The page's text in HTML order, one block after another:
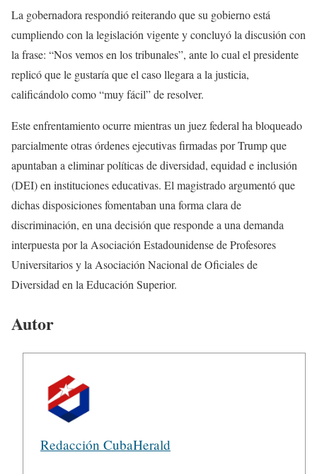
La gobernadora respondió reiterando que su gobierno está
cumpliendo con la legislación vigente y concluyó la discusión con
la frase: “Nos vemos en los tribunales”, ante lo cual el presidente
replicó que le gustaría que el caso llegara a la justicia,
calificándolo como “muy fácil” de resolver.
Este enfrentamiento ocurre mientras un juez federal ha bloqueado
parcialmente otras órdenes ejecutivas firmadas por Trump que
apuntaban a eliminar políticas de diversidad, equidad e inclusión
(DEI) en instituciones educativas. El magistrado argumentó que
dichas disposiciones fomentaban una forma clara de
discriminación, en una decisión que responde a una demanda
interpuesta por la Asociación Estadounidense de Profesores
Universitarios y la Asociación Nacional de Oficiales de
Diversidad en la Educación Superior.
Autor
Redacción CubaHerald